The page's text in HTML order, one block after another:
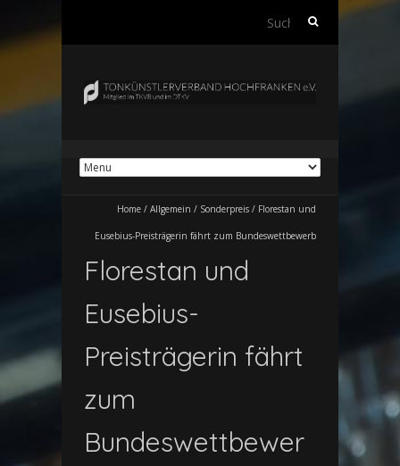
Suchen
Home / Allgemein / Sonderpreis / Florestan und
Eusebius-Preisträgerin fährt zum Bundeswettbewerb
Florestan und
Eusebius-
Preisträgerin fährt
zum
Bundeswettbewer